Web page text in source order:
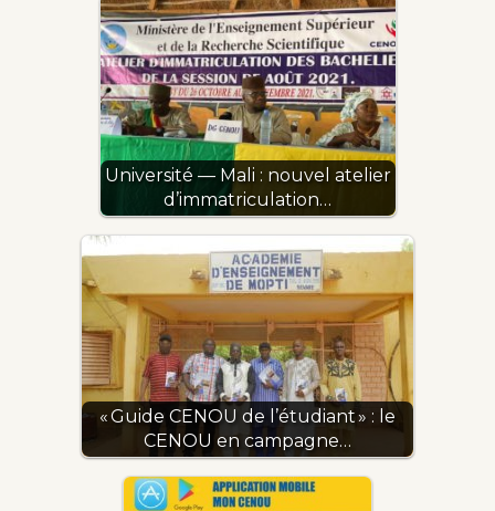
Université — Mali : nouvel atelier
d’immatriculation…
« Guide CENOU de l’étudiant » : le
CENOU en campagne…